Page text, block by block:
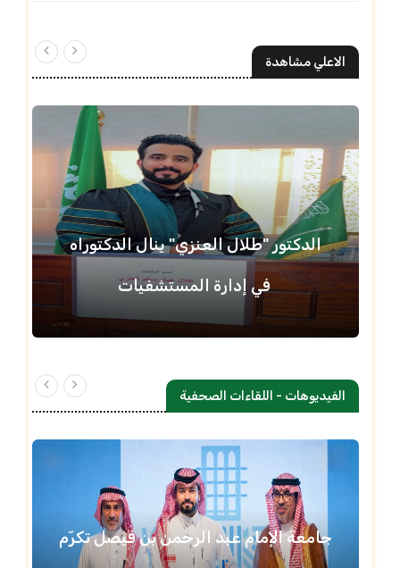
الاعلي مشاهدة
الدكتور "طلال العنزي" ينال الدكتوراه
في إدارة المستشفيات
الفيديوهات - اللقاءات الصحفية
جامعة الإمام عبد الرحمن بن فيصل تكرّم